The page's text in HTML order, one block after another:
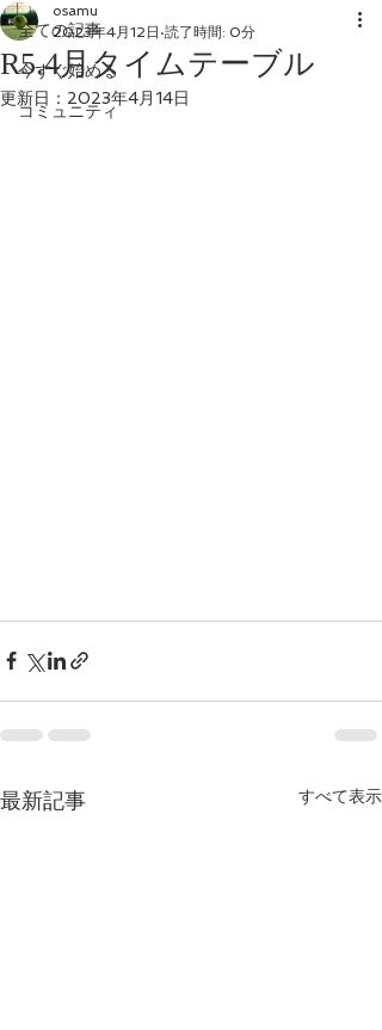
全ての記事
今すぐ始める
コミュニティ
R5.4月タイムテーブル
osamu
2023年4月12日 読了時間: 0分
更新日： 2023年4月14日
最新記事 すべて表示